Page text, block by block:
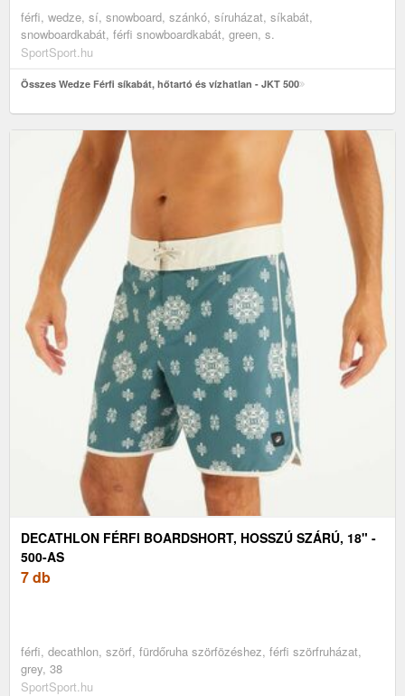
férfi, wedze, sí, snowboard, szánkó, síruházat, síkabát,
snowboardkabát, férfi snowboardkabát, green, s.
SportSport.hu
Összes Wedze Férfi síkabát, hőtartó és vízhatlan - JKT 500
DECATHLON FÉRFI BOARDSHORT, HOSSZÚ SZÁRÚ, 18" -
500-AS
7 db
férfi, decathlon, szörf, fürdőruha szörfözéshez, férfi szörfruházat,
grey, 38
SportSport.hu